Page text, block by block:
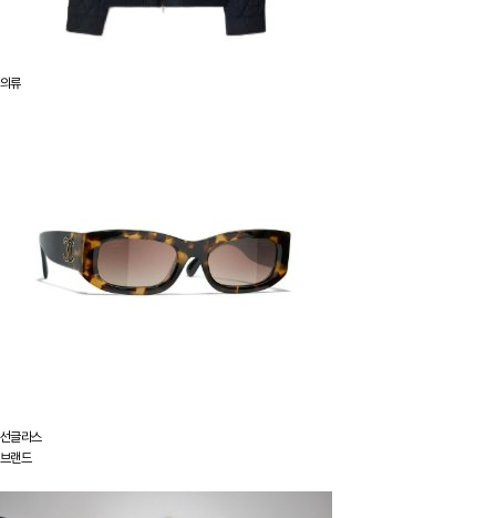
의류
선글라스
브랜드